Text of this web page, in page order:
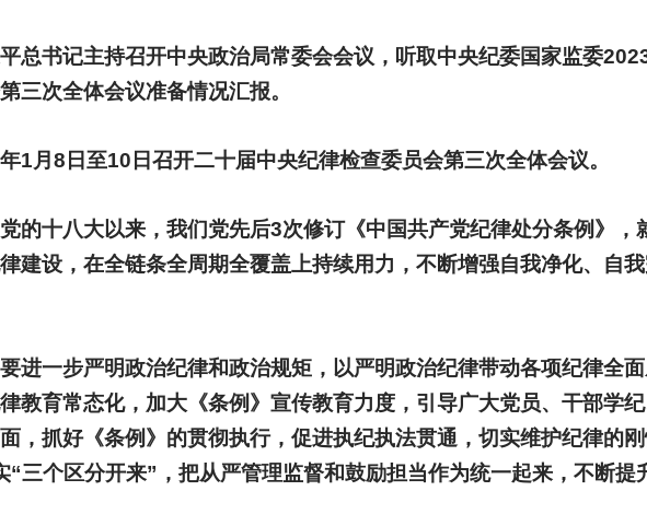
总书记主持召开中央政治局常委会会议，听取中央纪委国家监委
三次全体会议准备情况汇报。
1月8日至10日召开二十届中央纪律检查委员会第三次全体会议。
的十八大以来，我们党先后3次修订《中国共产党纪律处分条例》，
建设，在全链条全周期全覆盖上持续用力，不断增强自我净化、自
进一步严明政治纪律和政治规矩，以严明政治纪律带动各项纪律全
教育常态化，加大《条例》宣传教育力度，引导广大党员、干部学
，抓好《条例》的贯彻执行，促进执纪执法贯通，切实维护纪律的
“三个区分开来”，把从严管理监督和鼓励担当作为统一起来，不断提